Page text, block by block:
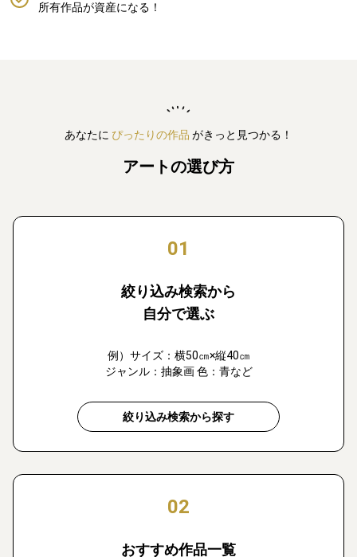
所有作品が資産になる！
あなたに ぴったりの作品 がきっと見つかる！
アートの選び方
01
絞り込み検索から
自分で選ぶ
例）サイズ：横50㎝×縦40㎝
ジャンル：抽象画 色：青など
絞り込み検索から探す
02
おすすめ作品一覧